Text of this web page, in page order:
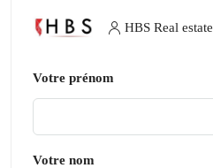
HBS Real estate
Votre prénom
Votre nom